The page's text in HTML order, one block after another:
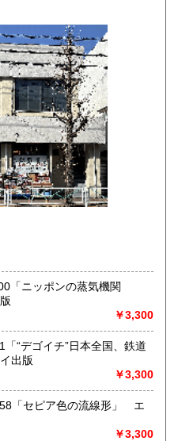
広島県
徳島県
愛媛県
福岡県
長崎県
大分県
しております。
お問合せ下さい。★★
認及びご注文には対応しま
い合わせを御案内してい
用件のみの場合スパムメー
お名前もお願いいたしま
、状態確認及びご注文には
すべての方にメールでのお
「ニッポンの蒸気機関
￥3,300
“デゴイチ”日本全国、鉄道
出版
￥3,300
「セピア色の流線形」 エ
￥3,300